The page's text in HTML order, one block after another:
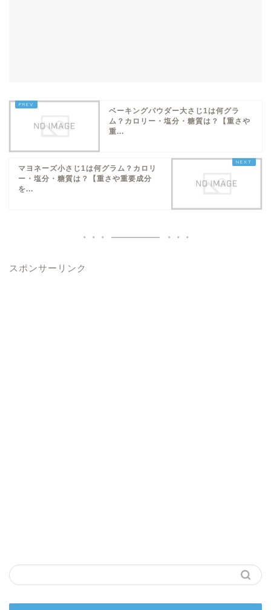
ベーキングパウダー大さじ1は何グラ
ム？カロリー・塩分・糖質は？【重さや
重...
マヨネーズ小さじ1は何グラム？カロリ
ー・塩分・糖質は？【重さや重要成分
を...
スポンサーリンク